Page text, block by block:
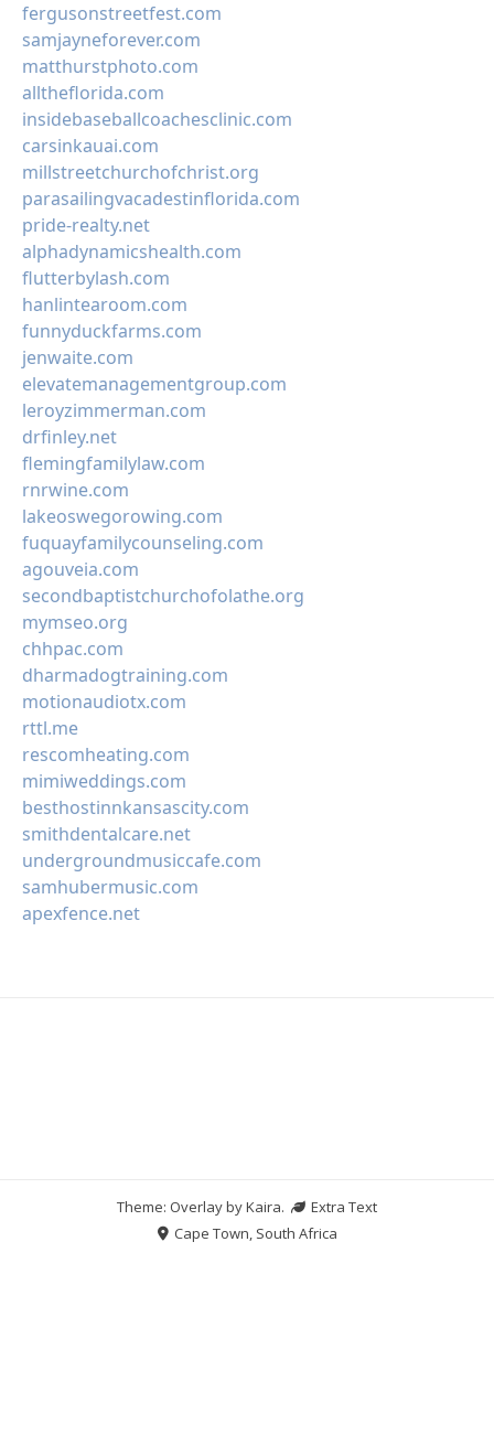
fergusonstreetfest.com
samjayneforever.com
matthurstphoto.com
alltheflorida.com
insidebaseballcoachesclinic.com
carsinkauai.com
millstreetchurchofchrist.org
parasailingvacadestinflorida.com
pride-realty.net
alphadynamicshealth.com
flutterbylash.com
hanlintearoom.com
funnyduckfarms.com
jenwaite.com
elevatemanagementgroup.com
leroyzimmerman.com
drfinley.net
flemingfamilylaw.com
rnrwine.com
lakeoswegorowing.com
fuquayfamilycounseling.com
agouveia.com
secondbaptistchurchofolathe.org
mymseo.org
chhpac.com
dharmadogtraining.com
motionaudiotx.com
rttl.me
rescomheating.com
mimiweddings.com
besthostinnkansascity.com
smithdentalcare.net
undergroundmusiccafe.com
samhubermusic.com
apexfence.net
Theme: Overlay byKaira.
Extra Text
Cape Town, South Africa